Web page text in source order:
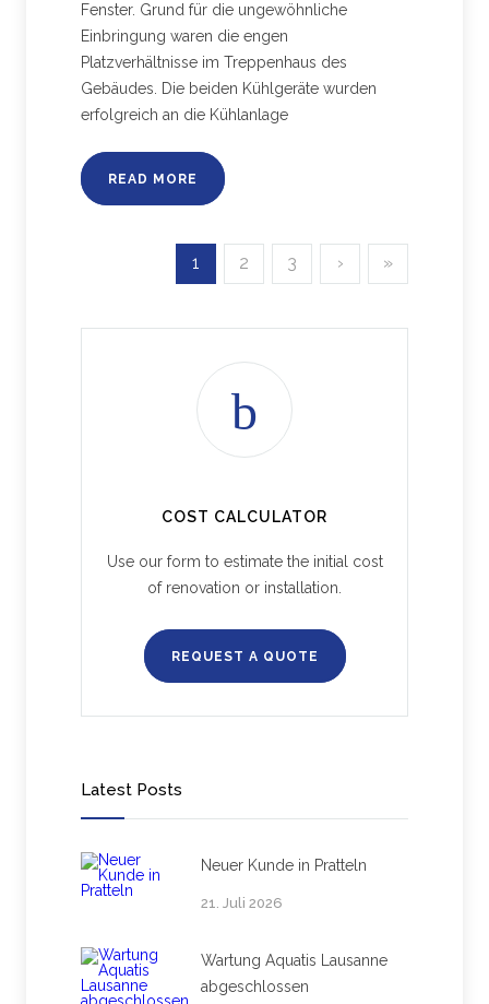
Fenster. Grund für die ungewöhnliche
Einbringung waren die engen
Platzverhältnisse im Treppenhaus des
Gebäudes. Die beiden Kühlgeräte wurden
erfolgreich an die Kühlanlage
READ MORE
1 2 3 › »
COST CALCULATOR
Use our form to estimate the initial cost
of renovation or installation.
REQUEST A QUOTE
Latest Posts
Neuer Kunde in Pratteln
21. Juli 2026
Wartung Aquatis Lausanne
abgeschlossen